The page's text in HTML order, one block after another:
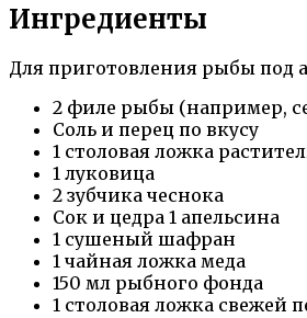
Ингредиенты
Для приготовления рыбы под
2 филе рыбы (например,
Соль и перец по вкусу
1 столовая ложка
1 луковица
2 зубчика чеснока
Сок и цедра 1 апельсина
1 сушеный шафран
1 чайная ложка меда
150 мл рыбного фонда
1 столовая ложка свежей